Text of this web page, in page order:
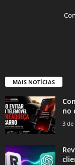
MAIS NOTÍCIAS
no
3 de